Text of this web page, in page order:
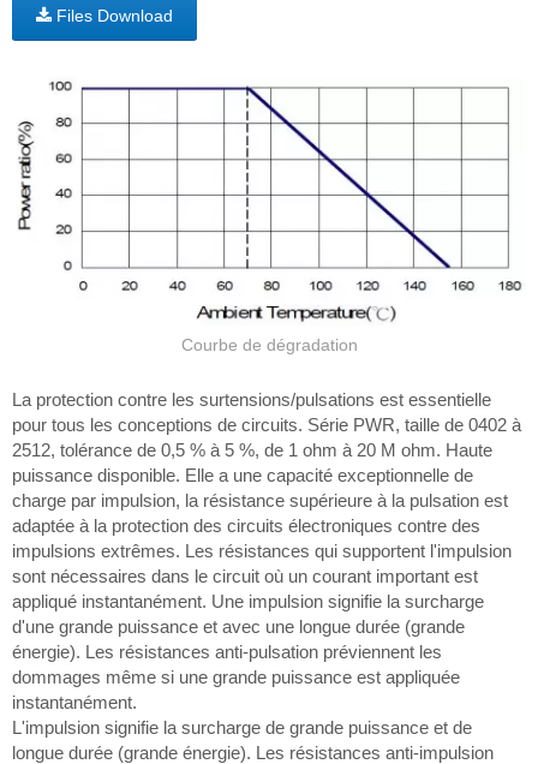
Files Download
Courbe de dégradation
La protection contre les surtensions/pulsations est essentielle
pour tous les conceptions de circuits. Série PWR, taille de 0402 à
2512, tolérance de 0,5 % à 5 %, de 1 ohm à 20 M ohm. Haute
puissance disponible. Elle a une capacité exceptionnelle de
charge par impulsion, la résistance supérieure à la pulsation est
adaptée à la protection des circuits électroniques contre des
impulsions extrêmes. Les résistances qui supportent l'impulsion
sont nécessaires dans le circuit où un courant important est
appliqué instantanément. Une impulsion signifie la surcharge
d'une grande puissance et avec une longue durée (grande
énergie). Les résistances anti-pulsation préviennent les
dommages même si une grande puissance est appliquée
instantanément.
L'impulsion signifie la surcharge de grande puissance et de
longue durée (grande énergie). Les résistances anti-impulsion